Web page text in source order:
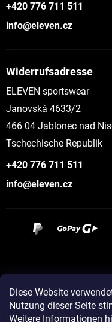
Diese Website
Nutzung dieser Seite
Weitere Informationen
+420 776 711 511
info@eleven.cz
Widerrufsadresse
ELEVEN sportswear
Janovská 4633/2
466 04 Jablonec nad
Tschechische Republik
+420 776 711 511
info@eleven.cz
Instagram